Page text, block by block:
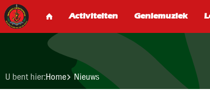
U bent hier:Home Nieuws